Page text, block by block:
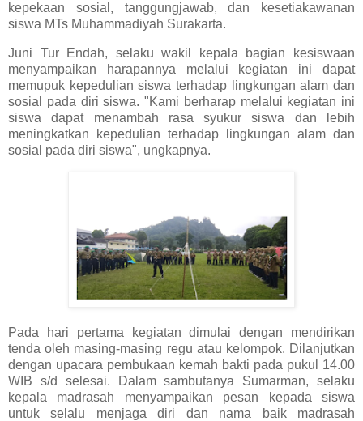
kepekaan sosial, tanggungjawab, dan kesetiakawanan
siswa MTs Muhammadiyah Surakarta.
Juni Tur Endah, selaku wakil kepala bagian kesiswaan
menyampaikan harapannya melalui kegiatan ini dapat
memupuk kepedulian siswa terhadap lingkungan alam dan
sosial pada diri siswa. "Kami berharap melalui kegiatan ini
siswa dapat menambah rasa syukur siswa dan lebih
meningkatkan kepedulian terhadap lingkungan alam dan
sosial pada diri siswa", ungkapnya.
Pada hari pertama kegiatan dimulai dengan mendirikan
tenda oleh masing-masing regu atau kelompok. Dilanjutkan
dengan upacara pembukaan kemah bakti pada pukul 14.00
WIB s/d selesai. Dalam sambutanya Sumarman, selaku
kepala madrasah menyampaikan pesan kepada siswa
untuk selalu menjaga diri dan nama baik madrasah